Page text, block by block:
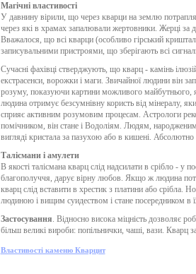
Магічні властивості
У давнину вірили, що через кварцина землю
через які в храмах запалювали жертовники. Жерці за
Вважалося, що всі кварци(особливо гірський
записувальними пристроями, що зберігають всі
Сучасні фахівці стверджують, що кварц- камінь
екстрасенси, ворожки і маги. Звичайної людини він
розуму, показуючи картини можливого
людина отримує безсумнівну користь від мінералу,
сприяє активним розумовим процесам. Астрологи
помічником, він стане і Водоліям. Людям,
вигляді кристала за пазухою або в кишені.
Талісмани і амулети
В якості талісмана кварцслід надсилати в срібло - у
благополуччя, дарує вірну любов. Якщо ж людина
кварцслід вставити в хрестик з платини або срібла.
людиною і вищим суидеством і стане посередником в
Застосування. Відносно висока міцність дозволяє
більш великі вироби: попільнички, чаші, вази. Кварц
Властивості каменю Кварцит